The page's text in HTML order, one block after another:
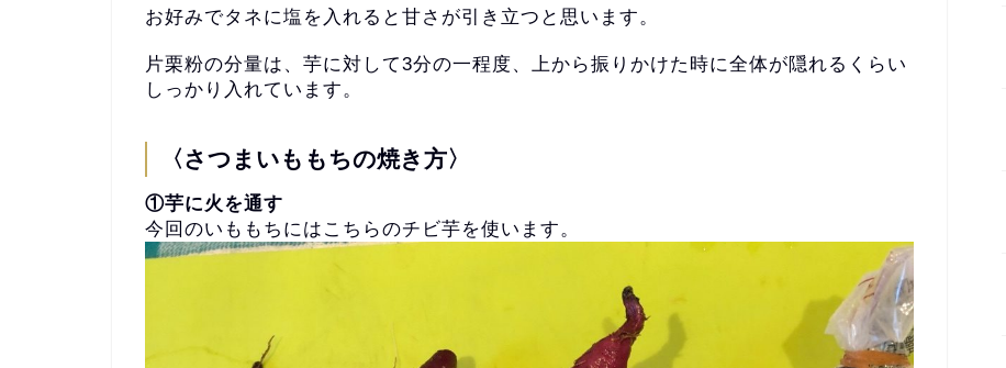
お好みでタネに塩を入れると甘さが引き立つと思います。
片栗粉の分量は、芋に対して3分の一程度、 上から振りかけた時に全体が隠れるくらい
しっかり入れています。
〈さつまいももちの焼き方〉
①芋に火を通す
今回のいももちにはこちらのチビ芋を使います。